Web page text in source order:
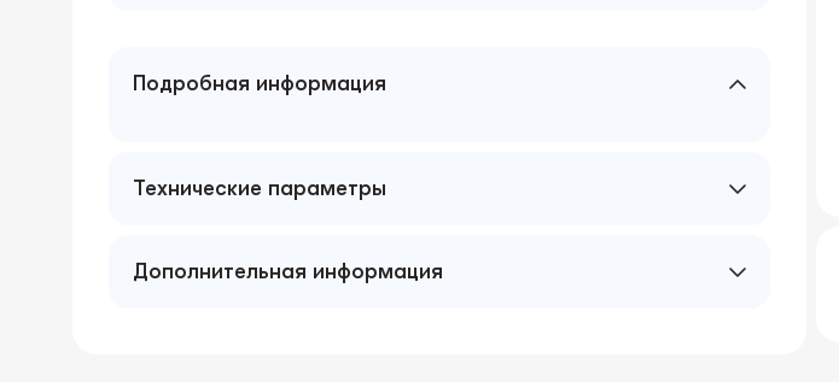
Подробная информация
Технические параметры
Дополнительная информация